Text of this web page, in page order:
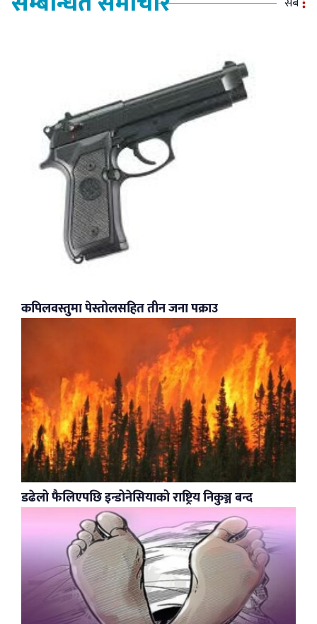
कपिलवस्तुमा पेस्तोलसहित तीन जना पक्राउ
डढेलो फैलिएपछि इन्डोनेसियाको राष्ट्रिय निकुञ्ज बन्द